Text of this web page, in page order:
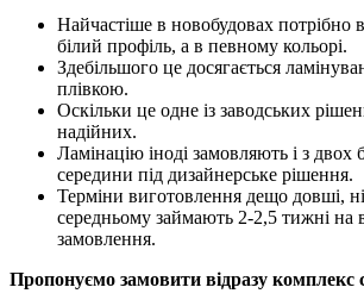
Найчастіше в новобудовах потрібно
білий профіль, а в певному кольорі.
Здебільшого це досягається
плівкою.
Оскільки це одне із заводських
надійних.
Ламінацію іноді замовляють і з двох
середини під дизайнерське рішення.
Терміни виготовлення дещо довші,
середньому займають 2-2,5 тижні на
замовлення.
Пропонуємо замовити відразу комплекс